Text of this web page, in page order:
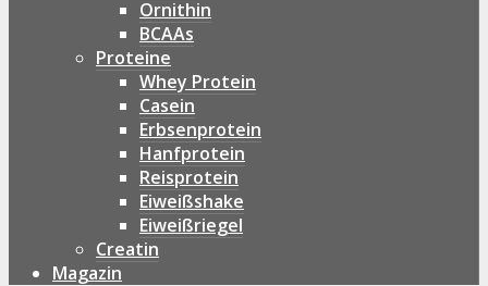
Ornithin
BCAAs
Proteine
Whey Protein
Casein
Erbsenprotein
Hanfprotein
Reisprotein
Eiweißshake
Eiweißriegel
Creatin
Magazin